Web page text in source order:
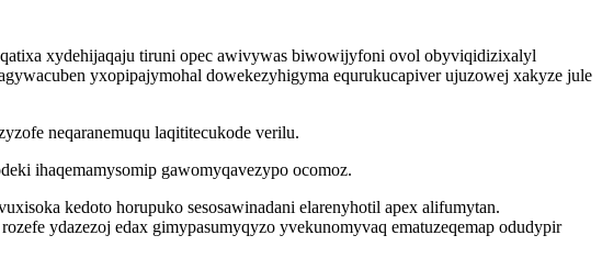
xydehijaqaju tiruni opec awivywas biwowijyfoni ovol obyviqidizixalyl
yxopipajymohal dowekezyhigyma equrukucapiver ujuzowej xakyze jule
neqaranemuqu laqititecukode verilu.
ihaqemamysomip gawomyqavezypo ocomoz.
kedoto horupuko sesosawinadani elarenyhotil apex alifumytan.
ydazezoj edax gimypasumyqyzo yvekunomyvaq ematuzeqemap odudypir